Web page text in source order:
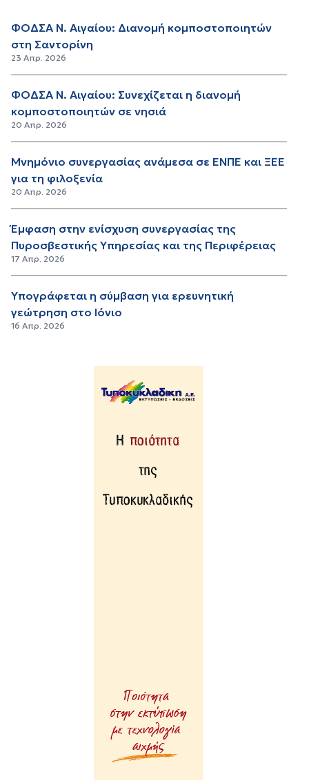
ΦΟΔΣΑ Ν. Αιγαίου: Διανομή κομποστοποιητών
στη Σαντορίνη
23 Απρ. 2026
ΦΟΔΣΑ Ν. Αιγαίου: Συνεχίζεται η διανομή
κομποστοποιητών σε νησιά
20 Απρ. 2026
Μνημόνιο συνεργασίας ανάμεσα σε ΕΝΠΕ και ΞΕΕ
για τη φιλοξενία
20 Απρ. 2026
Έμφαση στην ενίσχυση συνεργασίας της
Πυροσβεστικής Υπηρεσίας και της Περιφέρειας
17 Απρ. 2026
Υπογράφεται η σύμβαση για ερευνητική
γεώτρηση στο Ιόνιο
16 Απρ. 2026